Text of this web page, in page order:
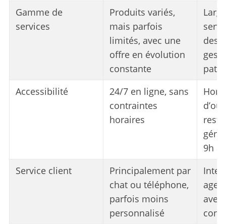
Gamme de
services
Produits variés,
mais parfois
limités, avec une
offre en évolution
constante
des
Accessibilité
24/7 en ligne, sans
contraintes
horaires
9h à
Service client
Principalement par
chat ou téléphone,
parfois moins
personnalisé
avec